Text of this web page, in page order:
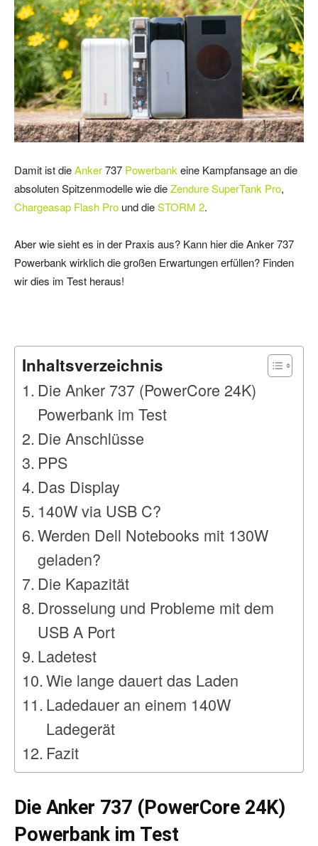
Damit ist dieAnker737 Powerbank eine Kampfansage an die
absoluten Spitzenmodelle wie dieZendure SuperTank Pro,
Chargeasap Flash Pro und dieSTORM 2.
Aber wie sieht es in der Praxis aus? Kann hier die Anker 737
Powerbank wirklich die großen Erwartungen erfüllen? Finden
wir dies im Test heraus!
Inhaltsverzeichnis
Die Anker 737 (PowerCore 24K)
Powerbank im Test
Die Anschlüsse
PPS
Das Display
140W via USB C?
Werden Dell Notebooks mit 130W
geladen?
Die Kapazität
Drosselung und Probleme mit dem
USB A Port
Ladetest
Wie lange dauert das Laden
Ladedauer an einem 140W
Ladegerät
Fazit
Die Anker 737 (PowerCore 24K)
Powerbank im Test